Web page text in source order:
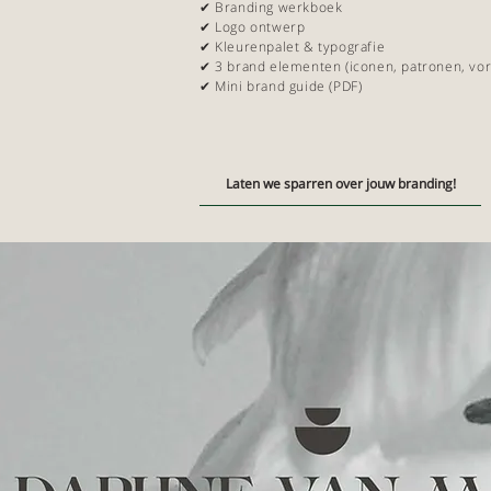
✔ Branding werkboek
✔ Logo ontwerp
✔ Kleurenpalet & typografie
✔ 3 brand elementen (iconen, patronen,
✔ Mini brand guide (PDF)
Laten we sparren over jouw branding!